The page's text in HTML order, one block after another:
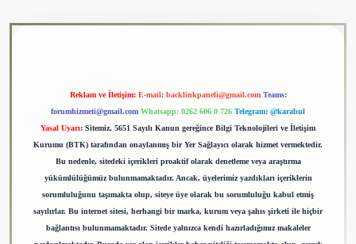
Reklam ve İletişim: E-mail: backlinkpaneli@gmail.com Teams:
forumhizmeti@gmail.com Whatsapp: 0262 606 0 726 Telegram: @karabul
Yasal Uyarı: Sitemiz, 5651 Sayılı Kanun gereğince Bilgi Teknolojileri ve İletişim
Kurumu (BTK) tarafından onaylanmış bir Yer Sağlayıcı olarak hizmet vermektedir.
Bu nedenle, sitedeki içerikleri proaktif olarak denetleme veya araştırma
yükümlülüğümüz bulunmamaktadır. Ancak, üyelerimiz yazdıkları içeriklerin
sorumluluğunu taşımakta olup, siteye üye olarak bu sorumluluğu kabul etmiş
sayılırlar. Bu internet sitesi, herhangi bir marka, kurum veya şahıs şirketi ile hiçbir
bağlantısı bulunmamaktadır. Sitede yalnızca kendi hazırladığımız makaleler